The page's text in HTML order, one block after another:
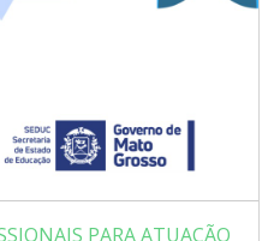
PARA ATUAÇÃO